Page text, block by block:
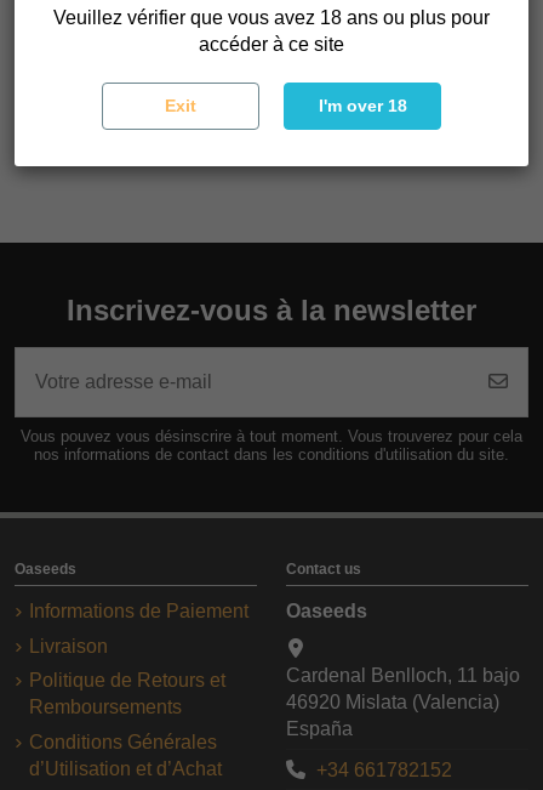
La Double G offre une récolte qui dégage un arôme floral et
épicé sur un fond doux et terreux. Des arômes et des
saveurs accompagnés d'un effet typiquement Indica avec
peu d'influence cérébrale mais une forte relaxation
Inscrivez-vous à la newsletter
Vous pouvez vous désinscrire à tout moment. Vous trouverez pour cela
nos informations de contact dans les conditions d'utilisation du site.
Oaseeds
Informations de Paiement
Livraison
Politique de Retours et
Remboursements
Conditions Générales
d’Utilisation et d’Achat
Contact us
Oaseeds
Cardenal Benlloch, 11 bajo
46920 Mislata (Valencia)
España
+34 661782152
Veuillez vérifier que vous avez 18 ans ou plus pour
accéder à ce site
Exit I'm over 18